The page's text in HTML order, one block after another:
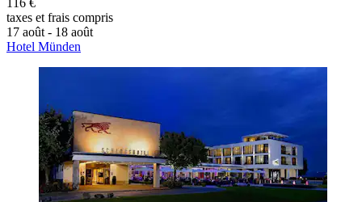
116 €
taxes et frais compris
17 août - 18 août
Hotel Münden